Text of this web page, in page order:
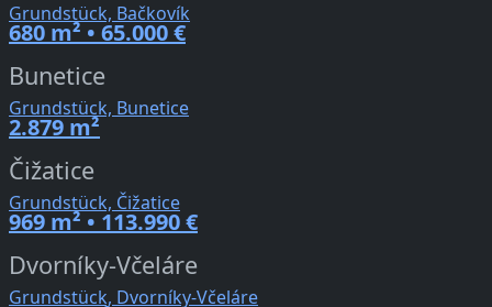
Grundstück, Bačkovík
680 m² • 65.000 €
Bunetice
Grundstück, Bunetice
2.879 m²
Čižatice
Grundstück, Čižatice
969 m² • 113.990 €
Dvorníky-Včeláre
Grundstück, Dvorníky-Včeláre